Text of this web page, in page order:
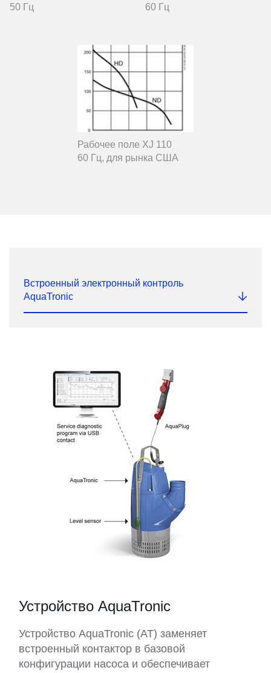
50 Гц
60 Гц
Рабочее поле XJ 110
60 Гц, для рынка США
Встроенный электронный контроль
AquaTronic
Устройство AquaTronic
Устройство AquaTronic (AT) заменяет
встроенный контактор в базовой
конфигурации насоса и обеспечивает